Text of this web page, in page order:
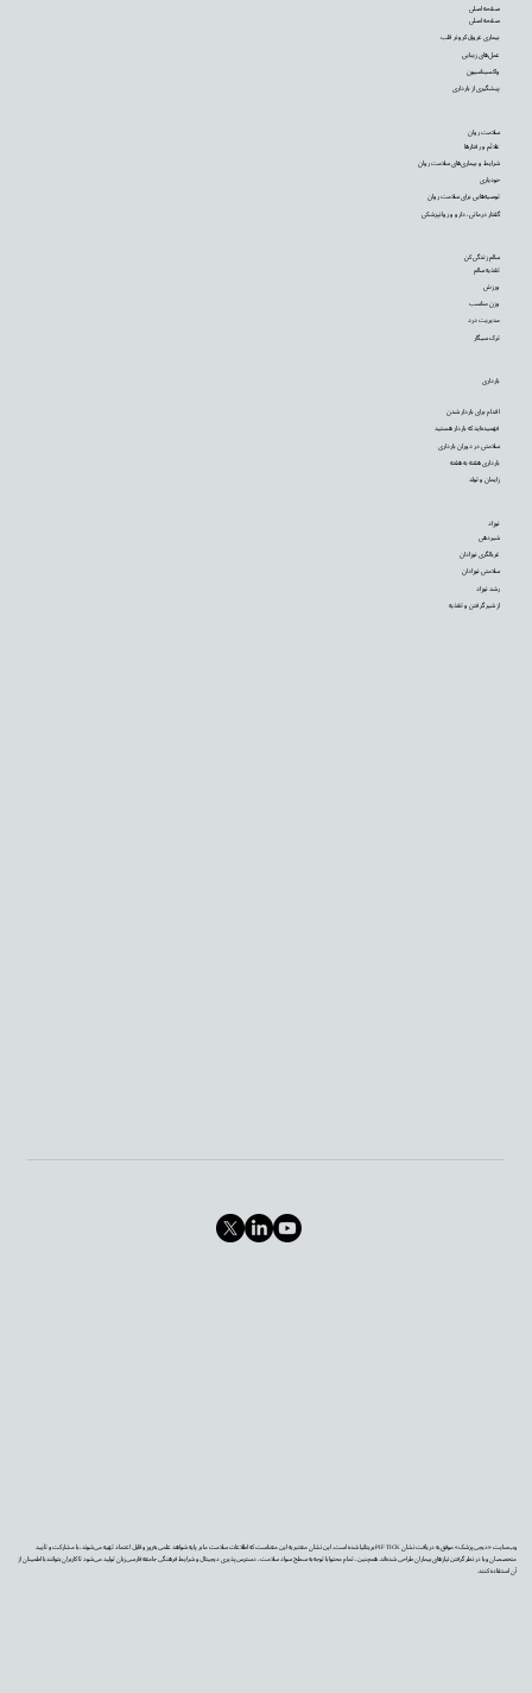
وب‌سایت «دیجی‌پزشک» موفق به دریافت نشان PIF TICK بریتانیا شده است. این نشان معتبر به این معناست که اطلاعات سلامت ما بر پایه شواهد علمی به‌روز و قابل اعتماد تهیه می‌شوند، با مشارکت و تأیید
متخصصان و با در نظر گرفتن نیازهای بیماران طراحی شده‌اند. همچنین، تمام محتوا با توجه به سطح سواد سلامت، دسترس‌پذیری دیجیتال و شرایط فرهنگی جامعه فارسی‌زبان تولید می‌شود تا کاربران بتوانند با اطمینان از
آن استفاده کنند.
نوزاد
شیردهی
غربالگری نوزادان
سلامتی نوزادان
رشد نوزاد
از شیر گرفتن و تغذیه
بارداری
اقدام برای باردار شدن
فهمیده‌اید که باردار هستید
سلامتی در دوران بارداری
بارداری هفته به هفته
زایمان و تولد
سالم زندگی کن
تغذیه سالم
ورزش
وزن مناسب
مدیریت درد
ترک سیگار
سلامت روان
علائم و رفتارها
شرایط و بیماری‌های سلامت روان
خودیاری
توصیه‌‌هایی برای سلامت روان
گفتار درمانی، دارو و روانپزشکی
صفحه اصلی
صفحه اصلی
بیماری عروق کرونر قلب
عمل‌های زیبایی
واکسیناسیون
پیشگیری از بارداری